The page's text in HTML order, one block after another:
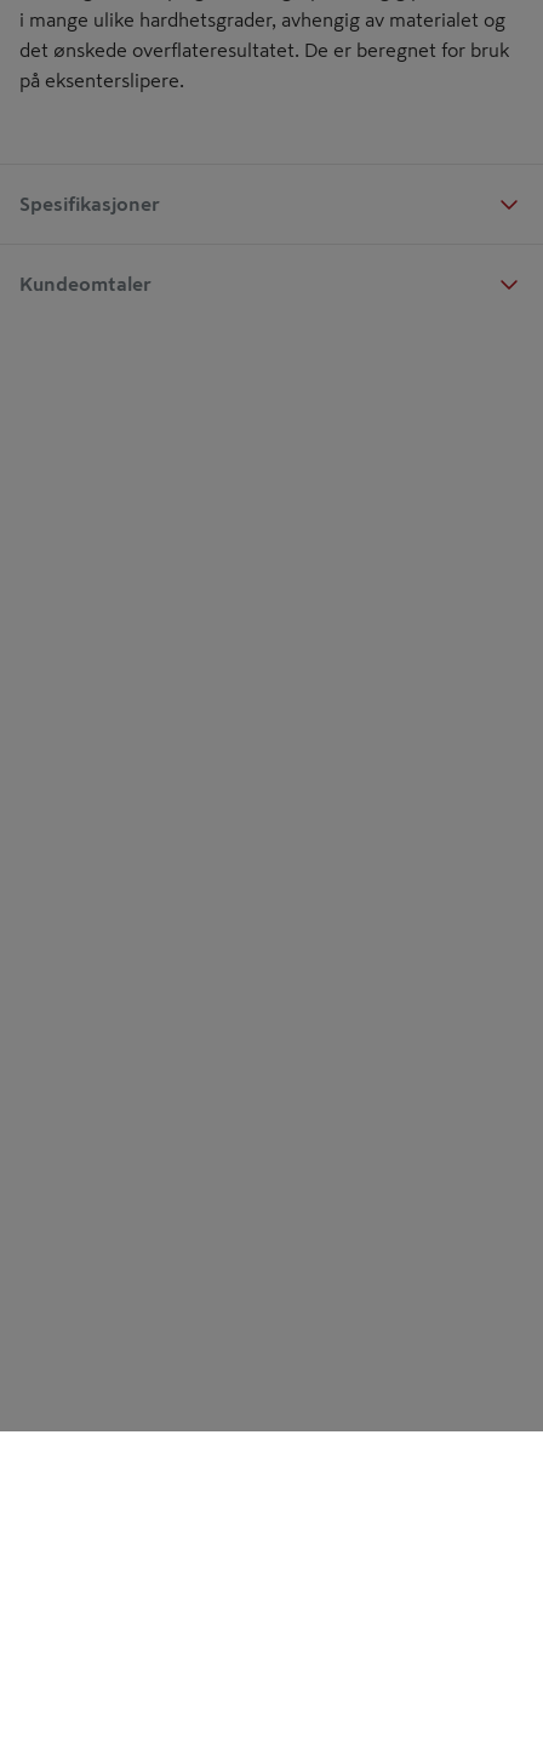
i mange ulike hardhetsgrader, avhengig av materialet og
det ønskede overflateresultatet. De er beregnet for bruk
på eksenterslipere.
Spesifikasjoner
Kundeomtaler